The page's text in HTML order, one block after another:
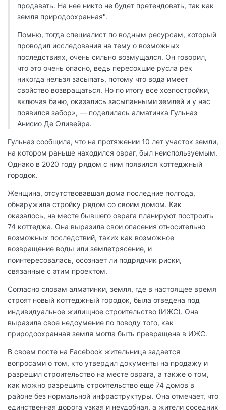
продавать. На нее никто не будет претендовать, так как
земля природоохранная".
Помню, тогда специалист по водным ресурсам, который
проводил исследования на тему о возможных
последствиях, очень сильно возмущался. Он говорил,
что это очень опасно, ведь пересохшие русла рек
никогда нельзя засыпать, потому что вода имеет
свойство возвращаться. Но по итогу все хозпостройки,
включая баню, оказались засыпанными землей и у нас
появился забор», — поделилась алматинка Гульназ
Анисио Де Оливейра.
Гульназ сообщила, что на протяжении 10 лет участок земли,
на котором раньше находился овраг, был неиспользуемым.
Однако в 2020 году рядом с ним появился коттеджный
городок.
Женщина, отсутствовавшая дома последние полгода,
обнаружила стройку рядом со своим домом. Как
оказалось, на месте бывшего оврага планируют построить
74 коттеджа. Она выразила свои опасения относительно
возможных последствий, таких как возможное
возвращение воды или землетрясение, и
поинтересовалась, осознает ли подрядчик риски,
связанные с этим проектом.
Согласно словам алматинки, земля, где в настоящее время
строят новый коттеджный городок, была отведена под
индивидуальное жилищное строительство (ИЖС). Она
выразила свое недоумение по поводу того, как
природоохранная земля могла быть превращена в ИЖС.
В своем посте на Facebook жительница задается
вопросами о том, кто утвердил документы на продажу и
разрешил строительство на месте оврага, а также о том,
как можно разрешить строительство еще 74 домов в
районе без нормальной инфраструктуры. Она отмечает, что
единственная дорога узкая и неудобная, а жители соседних